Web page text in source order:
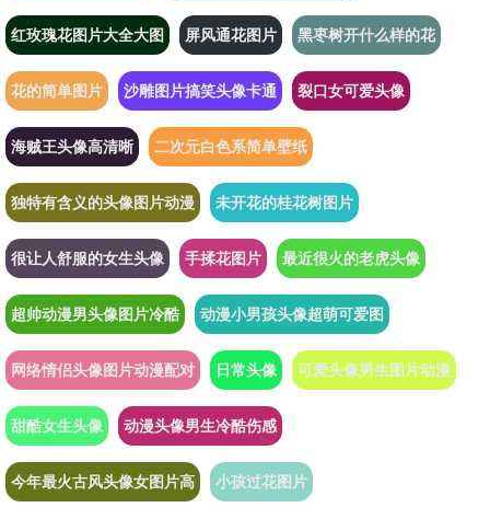
红玫瑰花图片大全大图 屏风通花图片 黑枣树开什么样的花
花的简单图片 沙雕图片搞笑头像卡通 裂口女可爱头像
海贼王头像高清晰 二次元白色系简单壁纸
独特有含义的头像图片动漫 未开花的桂花树图片
很让人舒服的女生头像 手揉花图片 最近很火的老虎头像
超帅动漫男头像图片冷酷 动漫小男孩头像超萌可爱图
网络情侣头像图片动漫配对 日常头像 可爱头像男生图片动漫
甜酷女生头像 动漫头像男生冷酷伤感
今年最火古风头像女图片高 小孩过花图片